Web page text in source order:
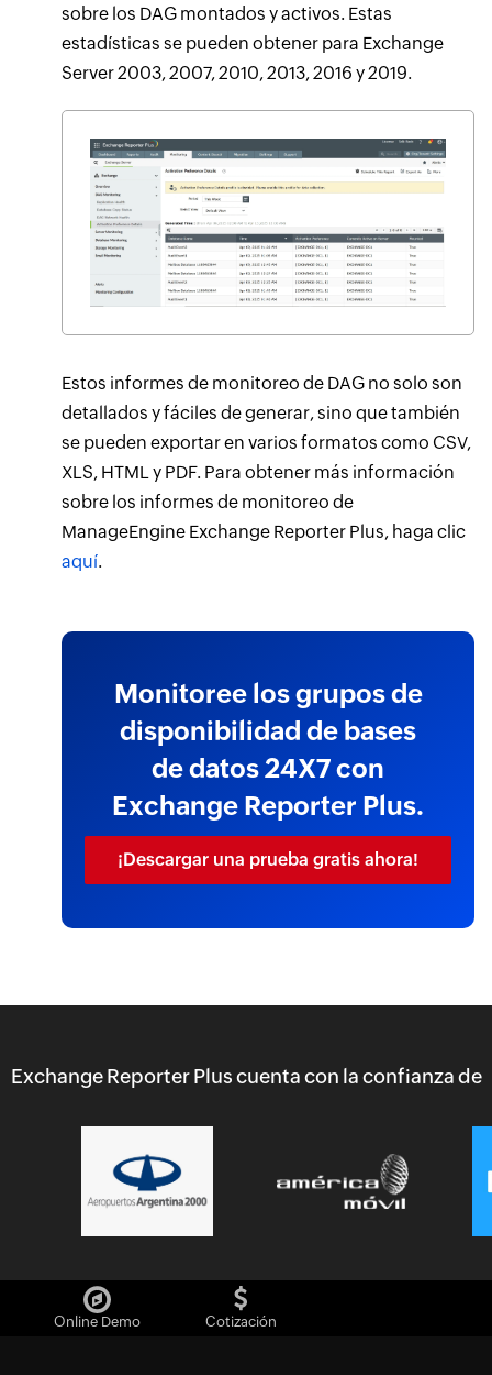
sobre los DAG montados y activos. Estas
estadísticas se pueden obtener para Exchange
Server 2003, 2007, 2010, 2013, 2016 y 2019.
Estos informes de monitoreo de DAG no solo son
detallados y fáciles de generar, sino que también
se pueden exportar en varios formatos como CSV,
XLS, HTML y PDF. Para obtener más información
sobre los informes de monitoreo de
ManageEngine Exchange Reporter Plus, haga clic
aquí.
Monitoree los grupos de
disponibilidad de bases
de datos 24X7 con
Exchange Reporter Plus.
¡Descargar una prueba gratis ahora!
Exchange Reporter Plus cuenta con la confianza de
Online Demo Cotización